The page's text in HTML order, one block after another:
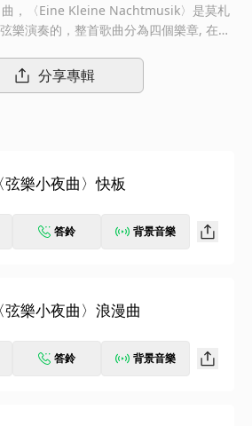
，〈Eine Kleine Nachtmusik〉是莫札
樂演奏的，整首歌曲分為四個樂章, 在此
章展現輕快、活潑而精緻的小步舞曲，聆
音樂神童莫札特的交響曲世界裡。而本張
分享專輯
弦樂小夜曲〉快板
答鈴 背景音樂
弦樂小夜曲〉浪漫曲
答鈴 背景音樂